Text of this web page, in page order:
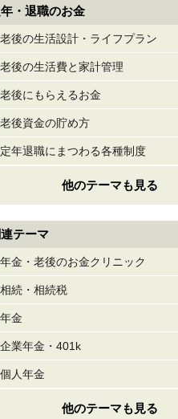
・退職のお金
老後の生活設計・ライフプラン
老後の生活費と家計管理
老後にもらえるお金
老後資金の貯め方
定年退職にまつわる各種制度
他のテーマも見る
テーマ
年金・老後のお金クリニック
相続・相続税
年金
企業年金・401k
個人年金
他のテーマも見る